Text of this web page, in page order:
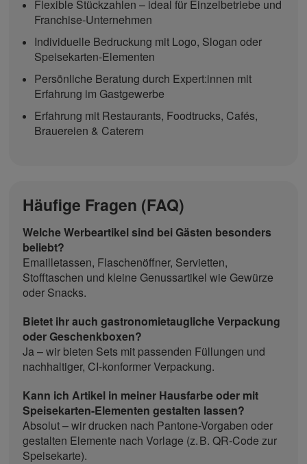
Flexible Stückzahlen – ideal für Einzelbetriebe und
Franchise-Unternehmen
Individuelle Bedruckung mit Logo, Slogan oder
Speisekarten-Elementen
Persönliche Beratung durch Expert:innen mit
Erfahrung im Gastgewerbe
Erfahrung mit Restaurants, Foodtrucks, Cafés,
Brauereien & Caterern
Häufige Fragen (FAQ)
Welche Werbeartikel sind bei Gästen besonders
beliebt?
Emailletassen, Flaschenöffner, Servietten,
Stofftaschen und kleine Genussartikel wie Gewürze
oder Snacks.
Bietet ihr auch gastronomietaugliche Verpackung
oder Geschenkboxen?
Ja – wir bieten Sets mit passenden Füllungen und
nachhaltiger, CI-konformer Verpackung.
Kann ich Artikel in meiner Hausfarbe oder mit
Speisekarten-Elementen gestalten lassen?
Absolut – wir drucken nach Pantone-Vorgaben oder
gestalten Elemente nach Vorlage (z. B. QR-Code zur
Speisekarte).